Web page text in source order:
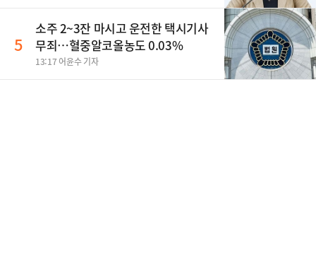
5
소주 2~3잔 마시고 운전한 택시기사
무죄…혈중알코올농도 0.03%
13:17 어윤수 기자